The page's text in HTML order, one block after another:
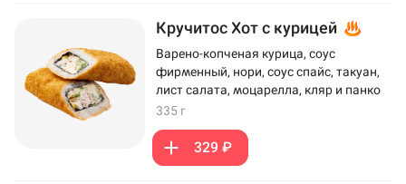
Кручитос Хот с курицей
Варено-копченая курица, соус
фирменный, нори, соус спайс, такуан,
лист салата, моцарелла, кляр и панко
335 г
329 ₽